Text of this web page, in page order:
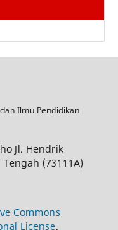
Ilmu Pendidikan
Jl. Hendrik
(73111A)
Commons
License.